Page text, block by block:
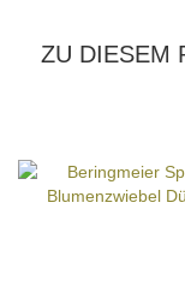
ZU DIESEM